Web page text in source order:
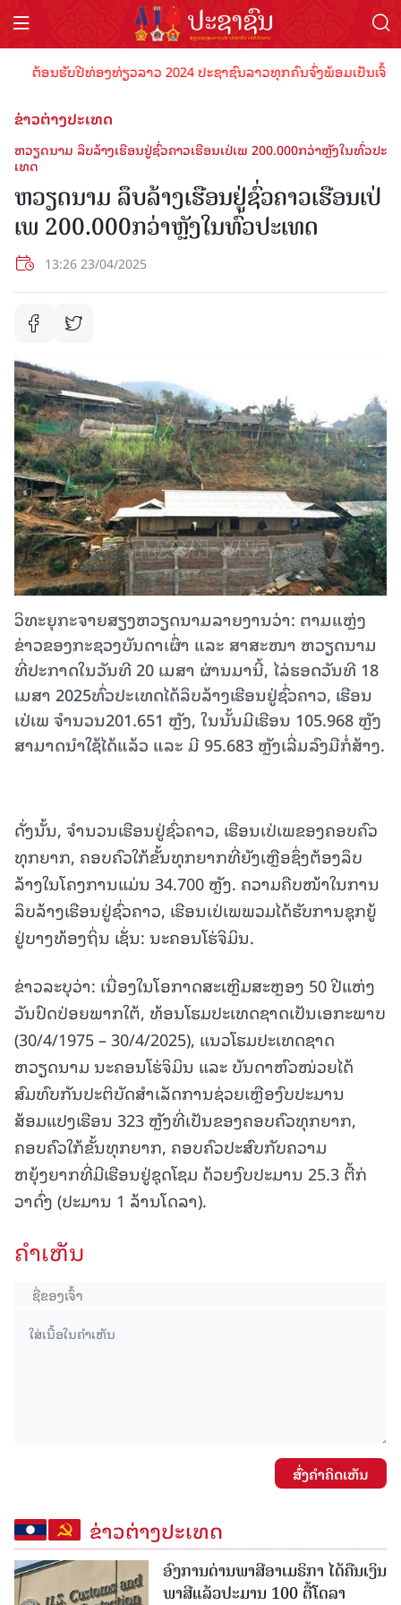
ຕ້ອນຮັບປີທ່ອງທ່ຽວລາວ 2024 ປະຊາຊົນລາວທຸກຄົນຈົ່ງພ້ອມເປັນເຈົ້າ
ຂ່າວຕ່າງປະເທດ
ຫວຽດນາມ ​ລຶບ​ລ້າງ​ເຮືອນ​ຢູ່​ຊົ່ວ​ຄາວເຮືອນ​ເປ່​ເພ 200.000​ກວ່າຫຼັງ​ໃນ​ທົ່ວ​ປະ​
ເທດ
ຫວຽດນາມ ​ລຶບ​ລ້າງ​ເຮືອນ​ຢູ່​ຊົ່ວ​ຄາວເຮືອນ​ເປ່​
ເພ 200.000​ກວ່າຫຼັງ​ໃນ​ທົ່ວ​ປະ​ເທດ
13:26 23/04/2025
ວິທະຍຸກະຈາຍສຽງຫວຽດນາມລາຍງານວ່າ: ຕາມແຫຼ່ງ
ຂ່າວຂອງກະຊວງບັນດາເຜົ່າ ແລະ ສາສະໜາ ຫວຽດນາມ
ທີ່ປະກາດໃນວັນທີ 20 ເມສາ ຜ່ານມານີ້, ໄລ່ຮອດວັນທີ 18
ເມສາ 2025ທົ່ວປະເທດໄດ້ລຶບລ້າງເຮືອນຢູ່ຊົ່ວຄາວ, ເຮືອນ
ເປ່ເພ ຈຳນວນ201.651 ຫຼັງ, ໃນນັ້ນມີເຮືອນ 105.968 ຫຼັງ
ສາມາດນຳໃຊ້ໄດ້ແລ້ວ ແລະ ມີ 95.683 ຫຼັງເລີ່ມລົງມືກໍ່ສ້າງ.
ດັ່ງນັ້ນ, ຈຳນວນເຮືອນຢູ່ຊົ່ວຄາວ, ເຮືອນເປ່ເພຂອງຄອບຄົວ
ທຸກຍາກ, ຄອບຄົວໃກ້ຂັ້ນທຸກຍາກທີ່ຍັງເຫຼືອຊຶ່ງຕ້ອງລຶບ
ລ້າງໃນໂຄງການແມ່ນ 34.700 ຫຼັງ. ຄວາມຄືບໜ້າໃນການ
ລຶບລ້າງເຮືອນຢູ່ຊົ່ວຄາວ, ເຮືອນເປ່ເພພວມໄດ້ຮັບການຊຸກຍູ້
ຢູ່ບາງທ້ອງຖິ່ນ ເຊັ່ນ: ນະຄອນໂຮ່ຈິມິນ.
ຂ່າວລະບຸວ່າ: ເນື່ອງໃນໂອກາດສະເຫຼີມສະຫຼອງ 50 ປີແຫ່ງ
ວັນປົດປ່ອຍພາກໃຕ້, ທ້ອນໂຮມປະເທດຊາດເປັນເອກະພາບ
(30/4/1975 – 30/4/2025), ແນວໂຮມປະເທດຊາດ
ຫວຽດນາມ ນະຄອນໂຮ່ຈິມິນ ແລະ ບັນດາຫົວໜ່ວຍໄດ້
ສົມທົບກັນປະຕິບັດສຳເລັດການຊ່ວຍເຫຼືອງົບປະມານ
ສ້ອມແປງເຮືອນ 323 ຫຼັງທີ່ເປັນຂອງຄອບຄົວທຸກຍາກ,
ຄອບຄົວໃກ້ຂັ້ນທຸກຍາກ, ຄອບຄົວປະສົບກັບຄວາມ
ຫຍຸ້ງຍາກທີ່ມີເຮືອນຢູ່ຊຸດໂຊມ ດ້ວຍງົບປະມານ 25.3 ຕື້ກ່
ວາດົ່ງ (ປະມານ 1 ລ້ານໂດລາ).
ຄໍາເຫັນ
ສົ່ງຄໍາຄິດເຫັນ
ຂ່າວຕ່າງປະເທດ
ອົງການດ່ານພາສີອາເມຣິກາ ໄດ້ຄືນເງິນ
ພາສີແລ້ວປະມານ 100 ຕື້ໂດລາ